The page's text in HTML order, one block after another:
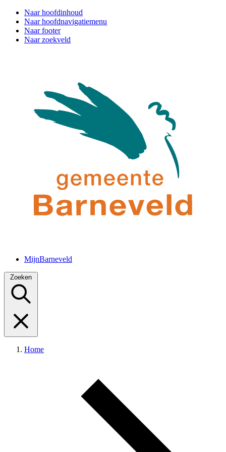
Naar hoofdinhoud
Naar hoofdnavigatiemenu
Naar footer
Naar zoekveld
MijnBarneveld
Zoeken
Home